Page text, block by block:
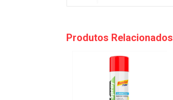
Produtos Relacionados